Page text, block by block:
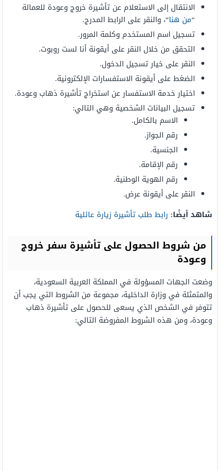
الانتقال إلى الاستعلام عن تأشيرة خروج وعودة للعمالة
“من هنا“، والنقر على الرابط المدرج.
تسجيل اسم المستخدم وكلمة المرور.
التحقق من خلال النقر على أيقونة أنا لست روبوت.
النقر على خيار تسجيل الدخول.
الضغط على أيقونة الاستفسارات الإلكترونية.
اختيار خدمة الاستفسار عن استخراج تأشيرة ذهاب وعودة.
تسجيل البيانات الشخصية وهي التالي:
الاسم بالكامل.
رقم الجواز.
الجنسية.
رقم الإقامة.
رقم الهوية الوطنية.
النقر على أيقونة عرض.
شاهد أيضًا: رابط طلب تأشيرة زيارة عائلية
من شروط الحصول على تأشيرة سفر خروج
وعودة
وضعت الجهات المسؤولة في المملكة العربية السعودية،
والمتمثلة في وزارة الداخلية، مجموعة من الشروط التي يجب أن
تتوفر في الشخص الذي يسعى للحصول على تأشيرة ذهاب
وعودة، ومن هذه الشروط المفروضة التالي: